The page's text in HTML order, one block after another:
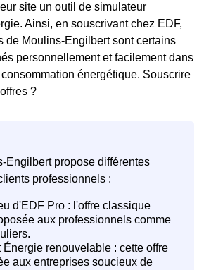
site un outil de simulateur
Ainsi, en souscrivant chez EDF,
de Moulins-Engilbert sont certains
personnellement et facilement dans
énergétique. Souscrire
?
Engilbert propose différentes
professionnels :